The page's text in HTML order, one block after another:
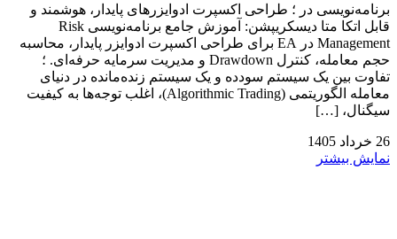
برنامه‌نویسی در ؛ طراحی اکسپرت ادوایزرهای پایدار، هوشمند و
قابل اتکا متا دیسکریپشن: آموزش جامع برنامه‌نویسی Risk
Management در EA برای طراحی اکسپرت ادوایزر پایدار، محاسبه
حجم معامله، کنترل Drawdown و مدیریت سرمایه حرفه‌ای. ؛
تفاوت بین یک سیستم سودده و یک سیستم زنده‌مانده در دنیای
معامله الگوریتمی (Algorithmic Trading)، اغلب توجه‌ها به کیفیت
سیگنال، […]
26 خرداد 1405
نمایش بیشتر